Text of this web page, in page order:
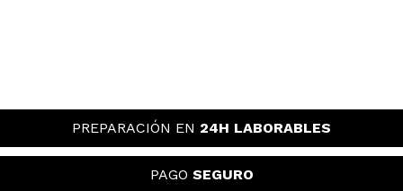
PREPARACIÓN EN 24H LABORABLES
PAGO SEGURO